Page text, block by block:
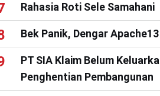
Rahasia Roti Sele Samahani
Bek Panik, Dengar Apache13
PT SIA Klaim Belum
Penghentian Pembangunan